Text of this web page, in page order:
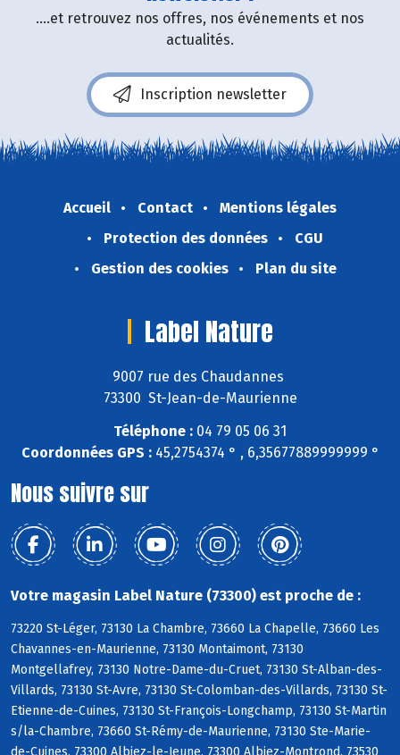
....et retrouvez nos offres, nos événements et nos
actualités.
Inscription newsletter
Accueil Contact
Mentions légales
Protection des données
CGU
Gestion des cookies
Plan du site
Label Nature
9007 rue des Chaudannes
73300 St-Jean-de-Maurienne
Téléphone : 04 79 05 06 31
Coordonnées GPS :45,2754374 ° , 6,35677889999999 °
Nous suivre sur
Votre magasin Label Nature (73300) est proche de :
73220 St-Léger, 73130 La Chambre, 73660 La Chapelle, 73660 Les
Chavannes-en-Maurienne, 73130 Montaimont, 73130
Montgellafrey, 73130 Notre-Dame-du-Cruet, 73130 St-Alban-des-
Villards, 73130 St-Avre, 73130 St-Colomban-des-Villards, 73130 St-
Etienne-de-Cuines, 73130 St-François-Longchamp, 73130 St-Martin
s/la-Chambre, 73660 St-Rémy-de-Maurienne, 73130 Ste-Marie-
de-Cuines, 73300 Albiez-le-Jeune, 73300 Albiez-Montrond, 73530